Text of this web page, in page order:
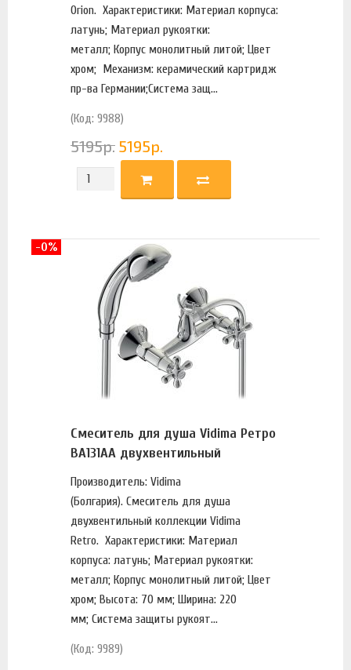
Orion. Характеристики: Материал корпуса:
латунь; Материал рукоятки:
металл; Корпус монолитный литой; Цвет
хром; Механизм: керамический картридж
пр-ва Германии;Система защ...
(Код: 9988)
5195р. 5195р.
Смеситель для душа Vidima Ретро
BA131AA двухвентильный
Производитель: Vidima
(Болгария). Смеситель для душа
двухвентильный коллекции Vidima
Retro. Характеристики: Материал
корпуса: латунь; Материал рукоятки:
металл; Корпус монолитный литой; Цвет
хром; Высота: 70 мм; Ширина: 220
мм; Система защиты рукоят...
(Код: 9989)
-0%